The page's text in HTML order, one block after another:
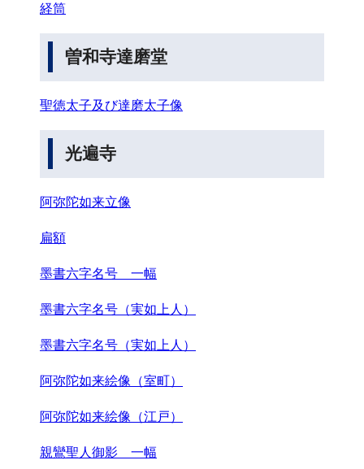
経筒
曽和寺達磨堂
聖徳太子及び達磨太子像
光遍寺
阿弥陀如来立像
扁額
墨書六字名号 一幅
墨書六字名号（実如上人）
墨書六字名号（実如上人）
阿弥陀如来絵像（室町）
阿弥陀如来絵像（江戸）
親鸞聖人御影 一幅